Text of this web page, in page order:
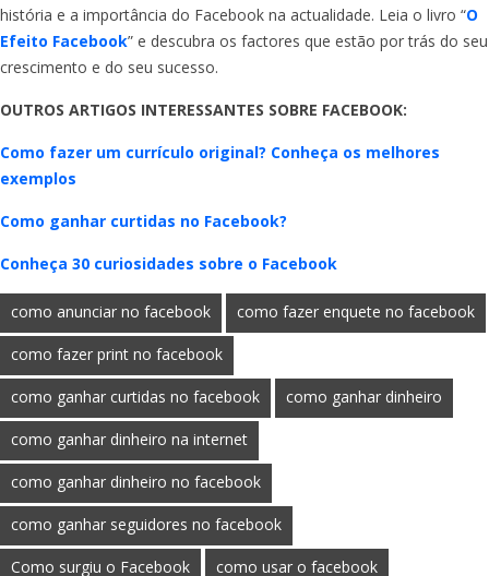
história e a importância do Facebook na actualidade. Leia o livro “O
Efeito Facebook” e descubra os factores que estão por trás do seu
crescimento e do seu sucesso.
OUTROS ARTIGOS INTERESSANTES SOBRE FACEBOOK:
Como fazer um currículo original? Conheça os melhores
exemplos
Como ganhar curtidas no Facebook?
Conheça 30 curiosidades sobre o Facebook
como anunciar no facebook como fazer enquete no facebook
como fazer print no facebook
como ganhar curtidas no facebook como ganhar dinheiro
como ganhar dinheiro na internet
como ganhar dinheiro no facebook
como ganhar seguidores no facebook
Como surgiu o Facebook como usar o facebook